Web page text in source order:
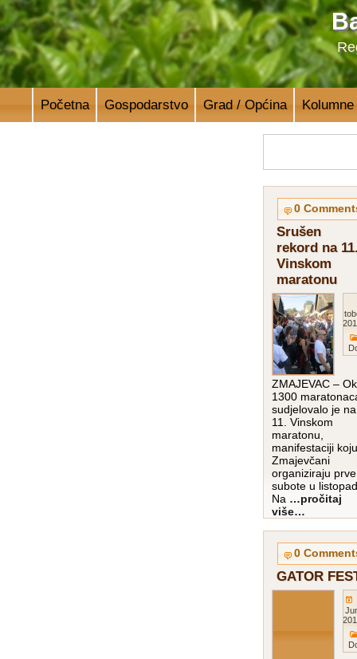
Početna Gospodarstvo Grad / Općina Kolumne
0
Srušen
rekord na
Vinskom
maratonu
ZMAJEVAC –
1300
sudjelovalo je na
11. Vinskom
maratonu,
manifestaciji koju
Zmajevčani
organiziraju prve
subote u
Na …pročitaj
više…
0
GATOR